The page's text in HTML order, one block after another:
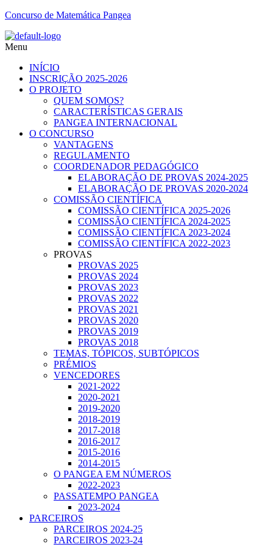
Concurso de Matemática Pangea
Menu
INÍCIO
INSCRIÇÃO 2025-2026
O PROJETO
QUEM SOMOS?
CARACTERÍSTICAS GERAIS
PANGEA INTERNACIONAL
O CONCURSO
VANTAGENS
REGULAMENTO
COORDENADOR PEDAGÓGICO
ELABORAÇÃO DE PROVAS 2024-2025
ELABORAÇÃO DE PROVAS 2020-2024
COMISSÃO CIENTÍFICA
COMISSÃO CIENTÍFICA 2025-2026
COMISSÃO CIENTÍFICA 2024-2025
COMISSÃO CIENTÍFICA 2023-2024
COMISSÃO CIENTÍFICA 2022-2023
PROVAS
PROVAS 2025
PROVAS 2024
PROVAS 2023
PROVAS 2022
PROVAS 2021
PROVAS 2020
PROVAS 2019
PROVAS 2018
TEMAS, TÓPICOS, SUBTÓPICOS
PRÉMIOS
VENCEDORES
2021-2022
2020-2021
2019-2020
2018-2019
2017-2018
2016-2017
2015-2016
2014-2015
O PANGEA EM NÚMEROS
2022-2023
PASSATEMPO PANGEA
2023-2024
PARCEIROS
PARCEIROS 2024-25
PARCEIROS 2023-24